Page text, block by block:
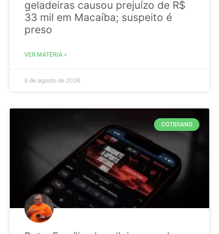
geladeiras causou prejuízo de R$
33 mil em Macaíba; suspeito é
preso
VER MATÉRIA »
6 de agosto de 2026
COTIDIANO